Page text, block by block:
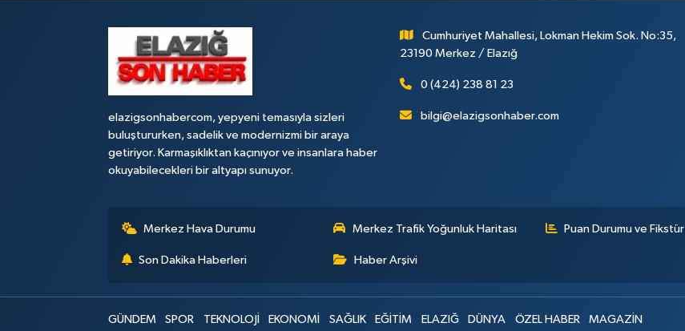
elazigsonhabercom, yepyeni temasıyla sizleri
buluştururken, sadelik ve modernizmi bir araya
getiriyor. Karmaşıklıktan kaçınıyor ve insanlara haber
okuyabilecekleri bir altyapı sunuyor.
Cumhuriyet Mahallesi, Lokman Hekim Sok. No:35,
23190 Merkez / Elazığ
0 (424) 238 81 23
bilgi@elazigsonhaber.com
Merkez Hava Durumu Merkez Trafik Yoğunluk Haritası Puan Durumu ve Fikstür
Son Dakika Haberleri Haber Arşivi
GÜNDEM SPOR TEKNOLOJİ EKONOMİ SAĞLIK EĞİTİM ELAZIĞ DÜNYA ÖZEL HABER MAGAZİN